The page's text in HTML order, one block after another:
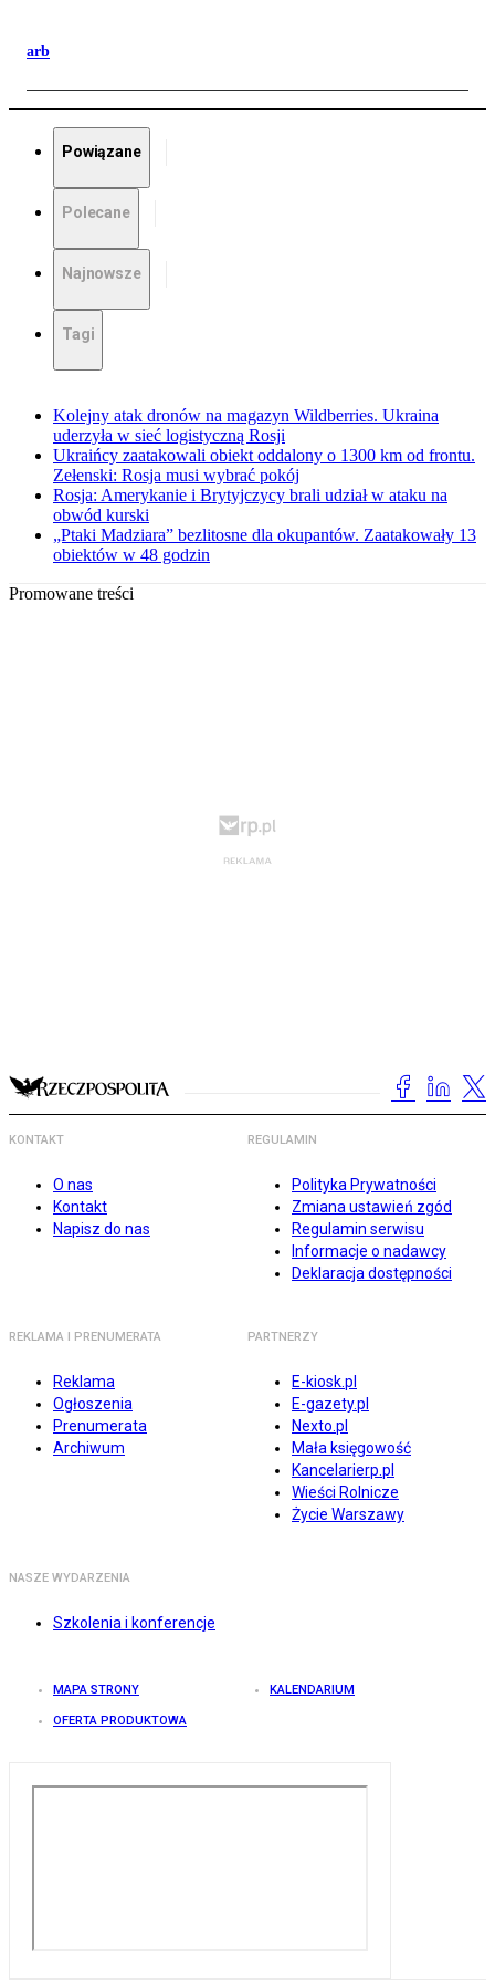
arb
Powiązane
Polecane
Najnowsze
Tagi
Kolejny atak dronów na magazyn Wildberries. Ukraina
uderzyła w sieć logistyczną Rosji
Ukraińcy zaatakowali obiekt oddalony o 1300 km od frontu.
Zełenski: Rosja musi wybrać pokój
Rosja: Amerykanie i Brytyjczycy brali udział w ataku na
obwód kurski
„Ptaki Madziara” bezlitosne dla okupantów. Zaatakowały 13
obiektów w 48 godzin
Promowane treści
KONTAKT
O nas
Kontakt
Napisz do nas
REGULAMIN
Polityka Prywatności
Zmiana ustawień zgód
Regulamin serwisu
Informacje o nadawcy
Deklaracja dostępności
REKLAMA I PRENUMERATA
Reklama
Ogłoszenia
Prenumerata
Archiwum
PARTNERZY
E-kiosk.pl
E-gazety.pl
Nexto.pl
Mała księgowość
Kancelarierp.pl
Wieści Rolnicze
Życie Warszawy
NASZE WYDARZENIA
Szkolenia i konferencje
MAPA STRONY KALENDARIUM
OFERTA PRODUKTOWA